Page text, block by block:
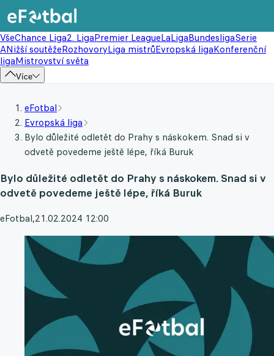
VšeChance Liga2. LigaPremier LeagueLaLigaBundesligaSerie
ANižší soutěžeRozhovoryLiga mistrůEvropská ligaKonferenční
ligaMistrovství světa
Více
eFotbal
Evropská liga
Bylo důležité odletět do Prahy s náskokem. Snad si v
odvetě povedeme ještě lépe, říká Buruk
Bylo důležité odletět do Prahy s náskokem. Snad si v
odvetě povedeme ještě lépe, říká Buruk
eFotbal,21.02.2024 12:00